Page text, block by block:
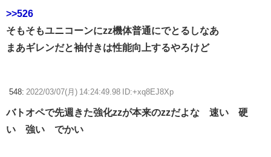
>>526
そもそもユニコーンにzz機体普通にでとるしなあ
まあギレンだと袖付きは性能向上するやろけど
548: 2022/03/07(月) 14:24:49.98 ID:+xq8EJ8Xp
バトオペで先週きた強化zzが本来のzzだよな 速い 硬
い 強い でかい